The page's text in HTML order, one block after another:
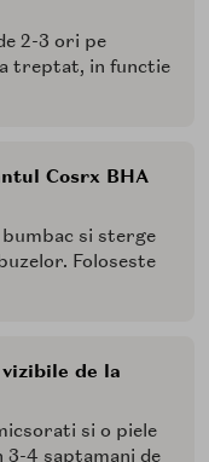
2-3 ori pe
treptat, in functie
Cosrx BHA
si sterge
Foloseste
de la
si o piele
3-4 saptamani de